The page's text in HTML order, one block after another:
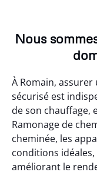
Nous
À Romain,
sécurisé est
de son chauffage,
Ramonage de
cheminée, les
conditions
améliorant le